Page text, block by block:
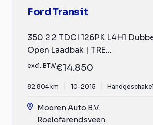
Ford Transit
350 2.2 TDCI 126PK L4H1
Open Laadbak | TRE...
excl. BTW€14.850
82.804 km 10-2015
Mooren Auto B.V.
Roelofarendsveen